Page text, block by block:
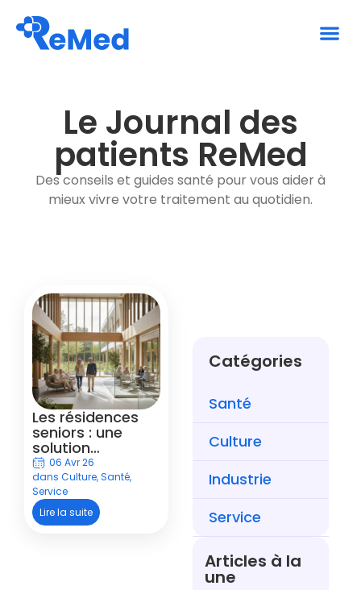
Le Journal des
patients ReMed
Des conseils et guides santé pour vous aider à
mieux vivre votre traitement au quotidien.
Les résidences
seniors : une
solution
d’hébergement
adaptée aux
personnes âgées
autonomes
06 Avr 26
dans Culture,Santé,
Service
Lire la suite
Catégories
Santé
Culture
Industrie
Service
Articles à la
une